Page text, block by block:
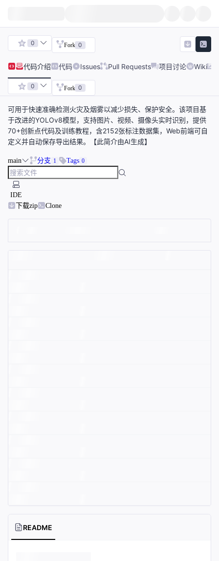
0 Fork 0
代码介绍 代码 Issues Pull Requests 项目讨论 Wiki
0 Fork 0
可用于快速准确检测火灾及烟雾以减少损失、保护安全。该项目基
于改进的YOLOv8模型，支持图片、视频、摄像头实时识别，提供
70+创新点代码及训练教程，含2152张标注数据集，Web前端可自
定义并自动保存导出结果。【此简介由AI生成】
main 分支 1 Tags 0
IDE
下载zip
Clone
README